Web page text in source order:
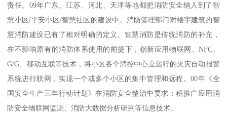
责任。09年广东、江苏、河北、天津等地都把消防安全纳入到了智
慧小区/平安小区/智慧社区的建设中。消防管理部门对楼宇建筑的智
慧消防建设已有了相对明确的定义。智慧消防是传统消防的补充，
在不影响原有的消防体系使用的前提下，创新应用物联网、NFC、
G/G、移动互联等技术，将小区各个消控中心立运行的火灾自动报警
系统进行联网，实现一个或多个小区的集中管理和远程。00年《全
国安全生产三年行动计划》在消防安全整治中要求：积推广应用消
防安全物联网监测、消防大数据分析研判等信息技术。